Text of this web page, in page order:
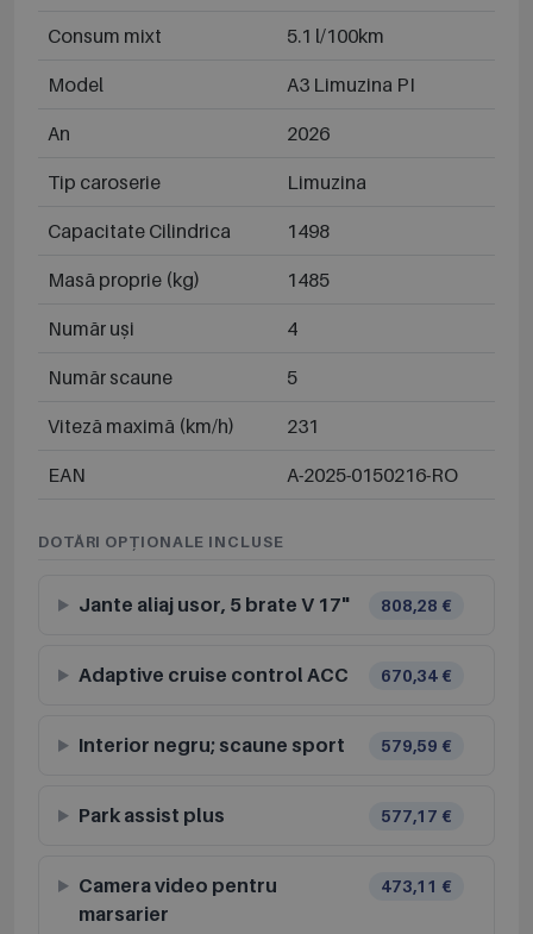
Consum mixt 5.1 l/100km
Model A3 Limuzina PI
An 2026
Tip caroserie Limuzina
Capacitate Cilindrica 1498
Masă proprie (kg) 1485
Număr uși 4
Număr scaune 5
Viteză maximă (km/h) 231
EAN A-2025-0150216-RO
DOTĂRI OPȚIONALE INCLUSE
Jante aliaj usor, 5 brate V 17" 808,28 €
Adaptive cruise control ACC 670,34 €
Interior negru; scaune sport 579,59 €
Park assist plus 577,17 €
Camera video pentru
marsarier
473,11 €